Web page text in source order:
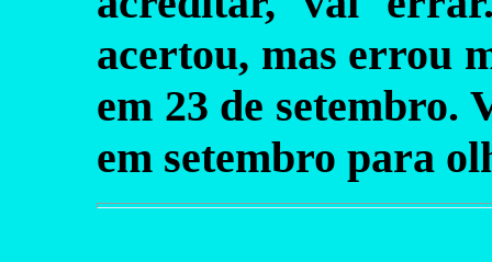
acertou, mas errou
em 23 de setembro.
em setembro para